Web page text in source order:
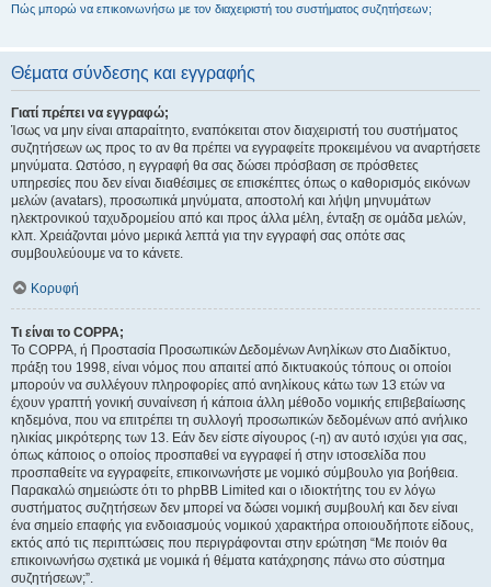
Πώς μπορώ να επικοινωνήσω με τον διαχειριστή του συστήματος συζητήσεων;
Θέματα σύνδεσης και εγγραφής
Γιατί πρέπει να εγγραφώ;
Ίσως να μην είναι απαραίτητο, εναπόκειται στον διαχειριστή του συστήματος
συζητήσεων ως προς το αν θα πρέπει να εγγραφείτε προκειμένου να αναρτήσετε
μηνύματα. Ωστόσο, η εγγραφή θα σας δώσει πρόσβαση σε πρόσθετες
υπηρεσίες που δεν είναι διαθέσιμες σε επισκέπτες όπως ο καθορισμός εικόνων
μελών (avatars), προσωπικά μηνύματα, αποστολή και λήψη μηνυμάτων
ηλεκτρονικού ταχυδρομείου από και προς άλλα μέλη, ένταξη σε ομάδα μελών,
κλπ. Χρειάζονται μόνο μερικά λεπτά για την εγγραφή σας οπότε σας
συμβουλεύουμε να το κάνετε.
Κορυφή
Τι είναι το COPPA;
Το COPPA, ή Προστασία Προσωπικών Δεδομένων Ανηλίκων στο Διαδίκτυο,
πράξη του 1998, είναι νόμος που απαιτεί από δικτυακούς τόπους οι οποίοι
μπορούν να συλλέγουν πληροφορίες από ανηλίκους κάτω των 13 ετών να
έχουν γραπτή γονική συναίνεση ή κάποια άλλη μέθοδο νομικής επιβεβαίωσης
κηδεμόνα, που να επιτρέπει τη συλλογή προσωπικών δεδομένων από ανήλικο
ηλικίας μικρότερης των 13. Εάν δεν είστε σίγουρος (-η) αν αυτό ισχύει για σας,
όπως κάποιος ο οποίος προσπαθεί να εγγραφεί ή στην ιστοσελίδα που
προσπαθείτε να εγγραφείτε, επικοινωνήστε με νομικό σύμβουλο για βοήθεια.
Παρακαλώ σημειώστε ότι το phpBB Limited και ο ιδιοκτήτης του εν λόγω
συστήματος συζητήσεων δεν μπορεί να δώσει νομική συμβουλή και δεν είναι
ένα σημείο επαφής για ενδοιασμούς νομικού χαρακτήρα οποιουδήποτε είδους,
εκτός από τις περιπτώσεις που περιγράφονται στην ερώτηση “Με ποιόν θα
επικοινωνήσω σχετικά με νομικά ή θέματα κατάχρησης πάνω στο σύστημα
συζητήσεων;”.